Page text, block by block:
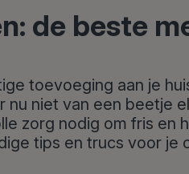
de beste
toevoeging aan je
nu niet van een beetje
zorg nodig om fris en
tips en trucs voor